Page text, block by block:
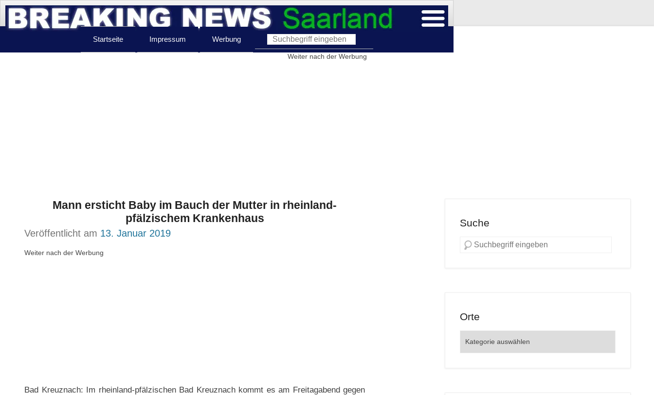
Startseite Impressum Werbung
Weiter nach der Werbung
Mann ersticht Baby im Bauch der Mutter in rheinland-
pfälzischem Krankenhaus
Veröffentlicht am 13. Januar 2019
Weiter nach der Werbung
Bad Kreuznach: Im rheinland-pfälzischen Bad Kreuznach kommt es am Freitagabend gegen
Suche
Orte